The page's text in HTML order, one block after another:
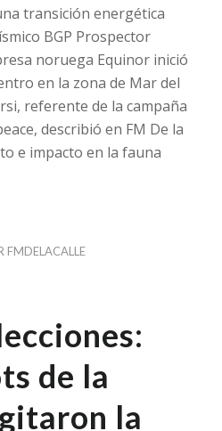
transición energética
BGP Prospector
noruega Equinor inició
en la zona de Mar del
referente de la campaña
describió en FM De la
e impacto en la fauna
FMDELACALLE
de la
la